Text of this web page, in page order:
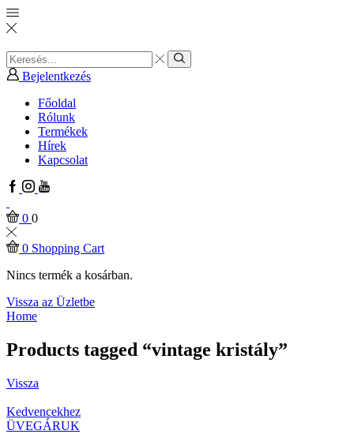
Search
input
Search
Bejelentkezés
Főoldal
Rólunk
Termékek
Hírek
Kapcsolat
Facebook
Instagram
Youtube
0 0
0 Shopping Cart
Nincs termék a kosárban.
Vissza az Üzletbe
Home
Products tagged “vintage kristály”
Vissza
Kedvencekhez
ÜVEGÁRUK